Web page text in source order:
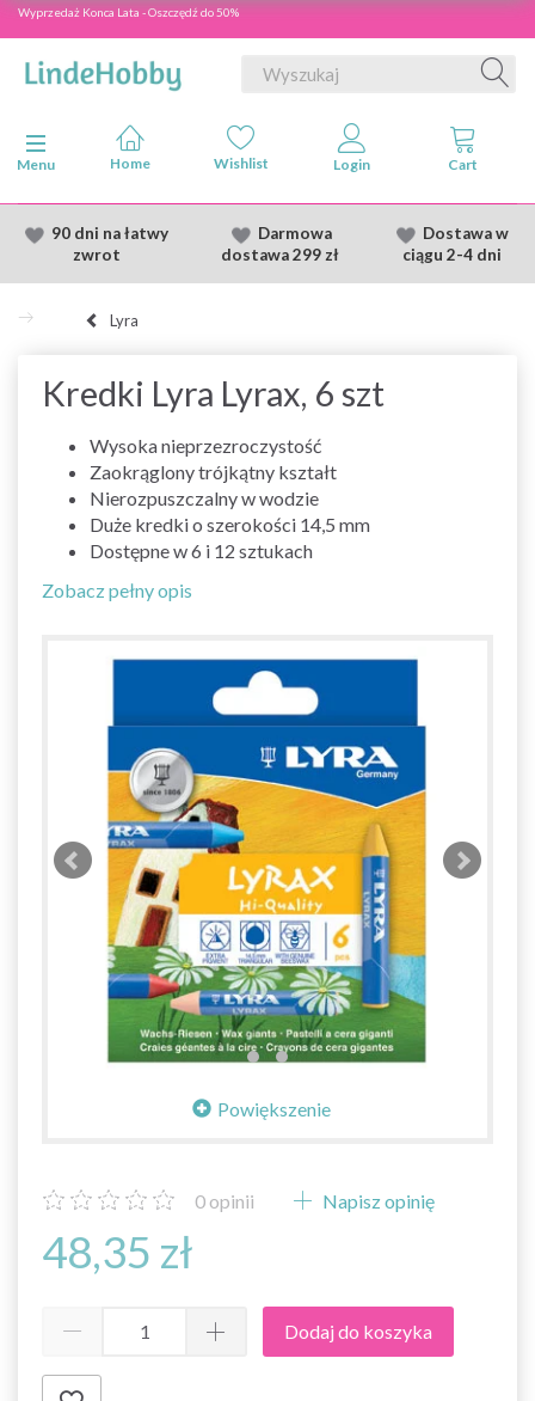
Wyprzedaż Konca Lata - Oszczędź do 50%
Przełącz nawigację
Menu
90 dni na łatwy
zwrot
Darmowa
dostawa299 zł
Dostawaw
ciągu 2-4 dni
Lyra
Kredki Lyra Lyrax, 6 szt
Wysoka nieprzezroczystość
Zaokrąglony trójkątny kształt
Nierozpuszczalny w wodzie
Duże kredki o szerokości 14,5 mm
Dostępne w 6 i 12 sztukach
Zobacz pełny opis
Powiększenie
0 opinii Napisz opinię
48,35 zł
Dodaj do koszyka